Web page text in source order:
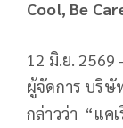
Cool, Be
12 มิ.ย.
ผู้จัดการ บริษั
กล่าวว่า “แค